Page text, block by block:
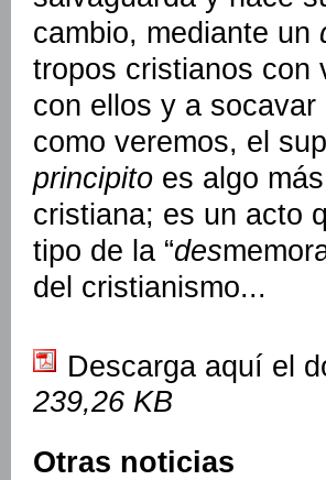
cambio, mediante un
tropos cristianos con
con ellos y a
como veremos, el
principito es algo
cristiana; es un acto
tipo de la “des
del cristianismo...
Descarga aquí el
239,26 KB
Otras noticias